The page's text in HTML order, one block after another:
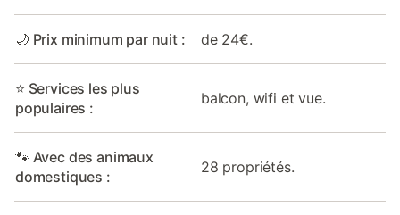
🌙 Prix minimum par nuit : de 24€.
⭐ Services les plus
populaires :
balcon, wifi et vue.
🐾 Avec des animaux
domestiques :
28 propriétés.